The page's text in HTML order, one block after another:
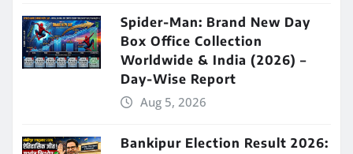
Spider-Man: Brand New Day
Box Office Collection
Worldwide & India (2026) –
Day-Wise Report
Aug 5, 2026
Bankipur Election Result 2026: